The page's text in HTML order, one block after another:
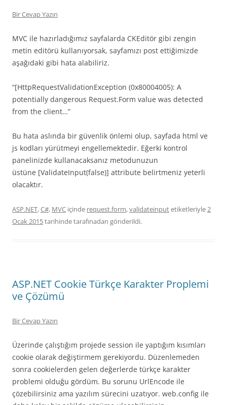
Bir Cevap Yazın
MVC ile hazırladığımız sayfalarda CKEditör gibi zengin
metin editörü kullanıyorsak, sayfamızı post ettiğimizde
aşağıdaki gibi hata alabiliriz.
“[HttpRequestValidationException (0x80004005): A
potentially dangerous Request.Form value was detected
from the client…”
Bu hata aslında bir güvenlik önlemi olup, sayfada html ve
js kodları yürütmeyi engellemektedir. Eğerki kontrol
panelinizde kullanacaksanız metodunuzun
üstüne [ValidateInput(false)] attribute belirtmeniz yeterli
olacaktır.
ASP.NET,C#, MVC içinde request.form,validateinputetiketleriyle2
Ocak 2015tarihindetarafınadan gönderildi.
ASP.NET Cookie Türkçe Karakter Proplemi
ve Çözümü
Bir Cevap Yazın
Üzerinde çalıştığım projede session ile yaptığım kısımları
cookie olarak değiştirmem gerekiyordu. Düzenlemeden
sonra cookielerden gelen değerlerde türkçe karakter
problemi olduğu gördüm. Bu sorunu UrlEncode ile
çözebilirsiniz ama yazılım sürecini uzatıyor. web.config ile